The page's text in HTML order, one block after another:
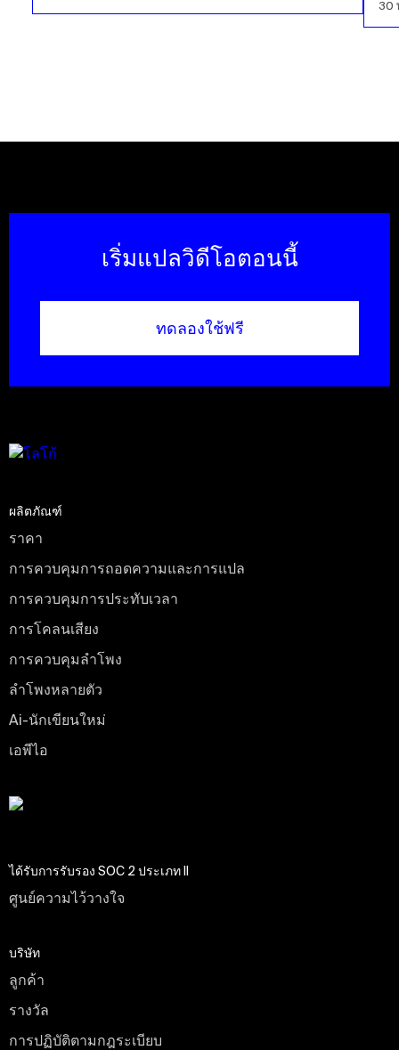
30
เริ่มแปลวิดีโอตอนนี้
ทดลองใช้ฟรี
ผลิตภัณฑ์
ราคา
การควบคุมการถอดความและการแปล
การควบคุมการประทับเวลา
การโคลนเสียง
การควบคุมลําโพง
ลําโพงหลายตัว
Ai-นักเขียนใหม่
เอพีไอ
ได้รับการรับรอง SOC 2 ประเภท II
ศูนย์ความไว้วางใจ
บริษัท
ลูกค้า
รางวัล
การปฏิบัติตามกฎระเบียบ